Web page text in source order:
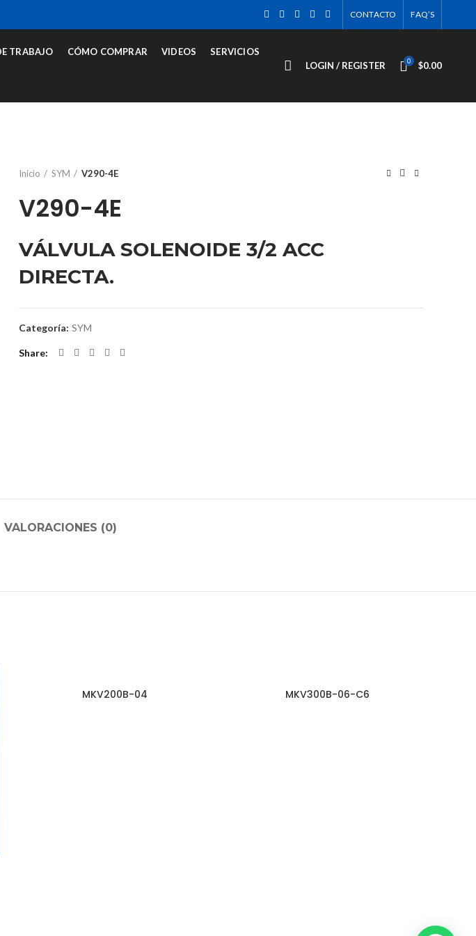
CONTACTO FAQ’S
TRABAJO CÓMO COMPRAR VIDEOS SERVICIOS
LOGIN / REGISTER 0 $0.00
Inicio SYM V290-4E
V290-4E
VÁLVULA SOLENOIDE 3/2 ACC
DIRECTA.
Categoría: SYM
Share
VALORACIONES (0)
MKV200B-04 MKV300B-06-C6